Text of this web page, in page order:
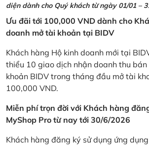
diện dành cho Quý khách từ ngày 01/01 –
Ưu đãi tới 100,000 VND dành cho
doanh mở tài khoản tại BIDV
Khách hàng Hộ kinh doanh mới tại
thiểu 10 giao dịch nhận doanh thu
khoản BIDV trong tháng đầu mở tài
100,000 VND.
Miễn phí trọn đời với Khách hàng
MyShop Pro từ nay tới 30/6/2026
Khách hàng đăng ký sử dụng ứng